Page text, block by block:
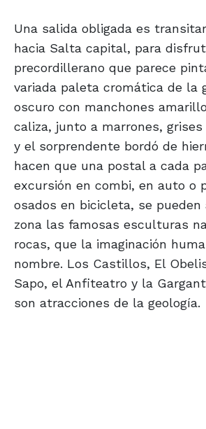
Una salida obligada es
hacia Salta capital, para
precordillerano que parece
variada paleta cromática de la
oscuro con manchones
caliza, junto a marrones, grises
y el sorprendente bordó de
hacen que una postal a cada
excursión en combi, en auto o
osados en bicicleta, se pueden
zona las famosas esculturas
rocas, que la imaginación
nombre. Los Castillos, El
Sapo, el Anfiteatro y la
son atracciones de la geología.